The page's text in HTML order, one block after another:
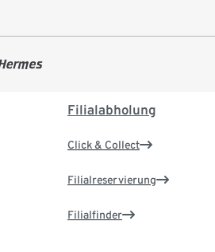
Filialabholung
Click & Collect
Filialreservierung
Filialfinder